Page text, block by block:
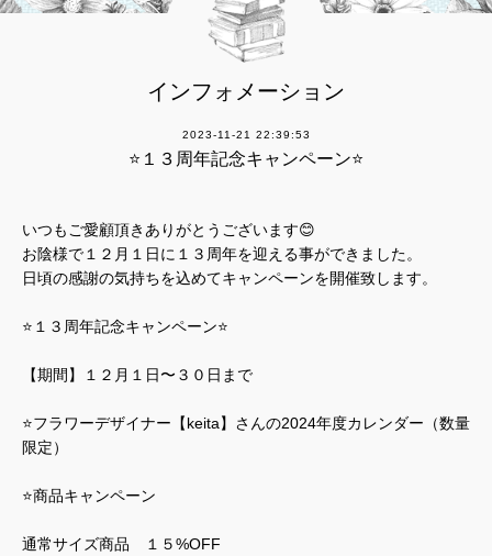
インフォメーション
2023-11-21 22:39:53
⭐️１３周年記念キャンペーン⭐️
いつもご愛顧頂きありがとうございます😊
お陰様で１２月１日に１３周年を迎える事ができました。
日頃の感謝の気持ちを込めてキャンペーンを開催致します。
⭐️１３周年記念キャンペーン⭐️
【期間】１２月１日〜３０日まで
⭐️フラワーデザイナー【keita】さんの2024年度カレンダー（数量
限定）
⭐️商品キャンペーン
通常サイズ商品 １５%OFF